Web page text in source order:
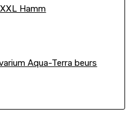
Hamm
Aqua-Terra beurs